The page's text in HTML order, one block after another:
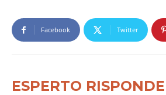
Facebook Twitter
ESPERTO RISPONDE